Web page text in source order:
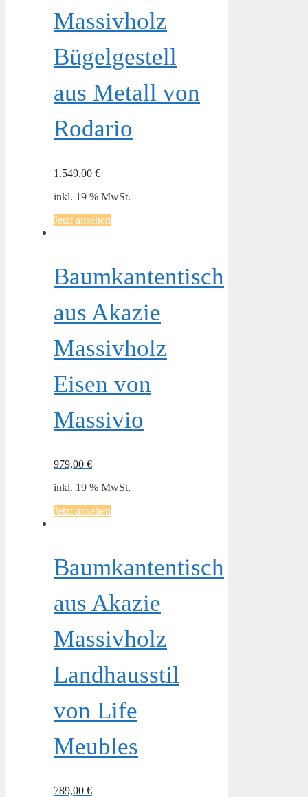
Massivholz
Bügelgestell
aus Metall von
Rodario
1.549,00 €
inkl. 19 % MwSt.
Jetzt ansehen
Baumkantentisch
aus Akazie
Massivholz
Eisen von
Massivio
979,00 €
inkl. 19 % MwSt.
Jetzt ansehen
Baumkantentisch
aus Akazie
Massivholz
Landhausstil
von Life
Meubles
789,00 €